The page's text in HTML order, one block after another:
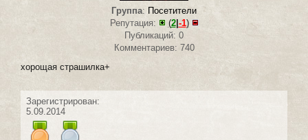
Группа: Посетители
Репутация:
(2|-1)
Публикаций: 0
Комментариев: 740
хорощая страшилка+
Зарегистрирован:
5.09.2014